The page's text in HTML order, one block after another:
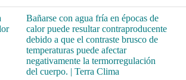
Bañarse con agua fría en épocas de
calor puede resultar contraproducente
debido a que el contraste brusco de
temperaturas puede afectar
negativamente la termorregulación
del cuerpo. | Terra Clima